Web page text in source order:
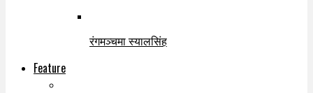
रंगमञ्चमा स्यालसिंह
Feature